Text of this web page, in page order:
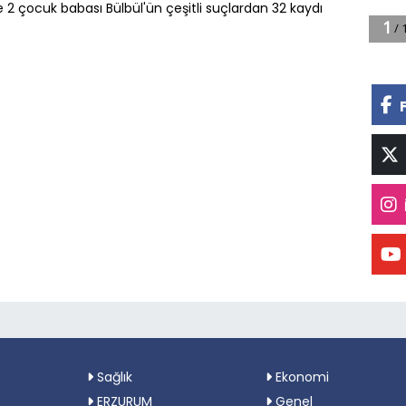
çocuk babası Bülbül'ün çeşitli suçlardan 32 kaydı
Sağlık
Ekonomi
ERZURUM
Genel